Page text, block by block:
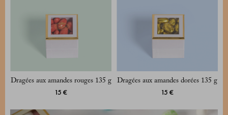
Dragées aux amandes rouges 135 g
15 €
Dragées aux amandes dorées 135 g
15 €